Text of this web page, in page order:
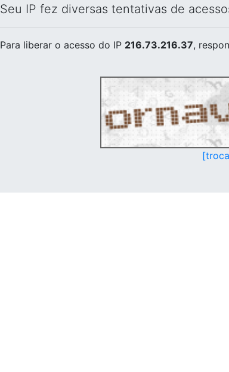
Seu IP fez diversas tentativas de
Para liberar o acesso do IP 216.73.216.37,